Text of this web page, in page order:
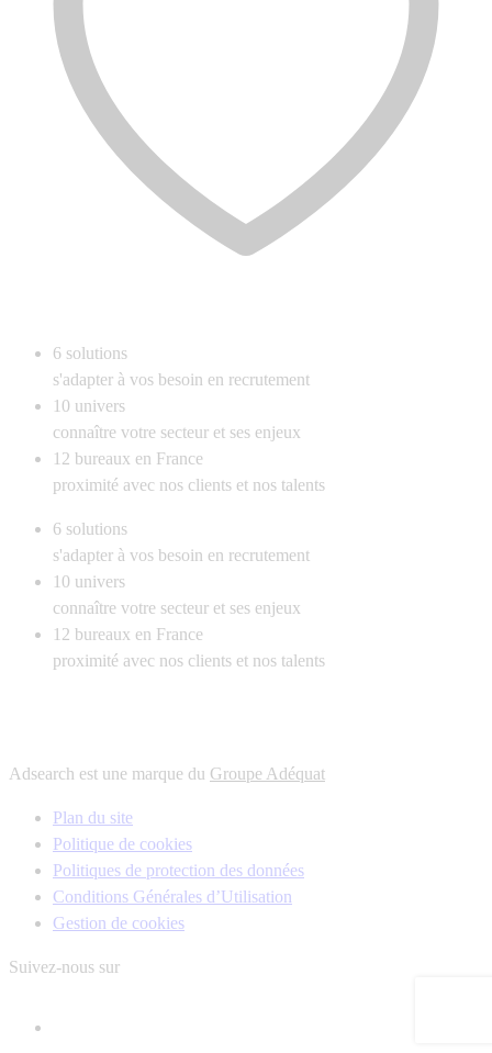
6 solutions
s'adapter à vos besoin en recrutement
10 univers
connaître votre secteur et ses enjeux
12 bureaux en France
proximité avec nos clients et nos talents
6 solutions
s'adapter à vos besoin en recrutement
10 univers
connaître votre secteur et ses enjeux
12 bureaux en France
proximité avec nos clients et nos talents
Adsearch est une marque du Groupe Adéquat
Plan du site
Politique de cookies
Politiques de protection des données
Conditions Générales d’Utilisation
Gestion de cookies
Suivez-nous sur